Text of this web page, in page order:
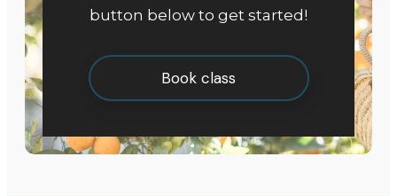
button below to get started!
Book class